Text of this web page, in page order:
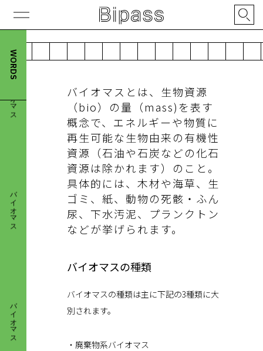
WORDS
バイオマス
バイオマス
バイオマス
バイオマスとは、生物資源
（bio）の量（mass)を表す
概念で、エネルギーや物質に
再生可能な生物由来の有機性
資源（石油や石炭などの化石
資源は除かれます）のこと。
具体的には、木材や海草、生
ゴミ、紙、動物の死骸・ふん
尿、下水汚泥、プランクトン
などが挙げられます。
バイオマスの種類
バイオマスの種類は主に下記の3種類に大
別されます。
・廃棄物系バイオマス